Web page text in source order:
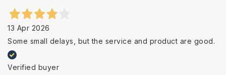
13 Apr 2026
Some small delays, but the service and product are good.
Verified buyer